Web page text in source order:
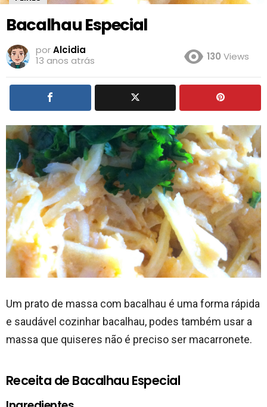
Bacalhau Especial
porAlcidia
13 anos atrás
130 Views
Um prato de massa com bacalhau é uma forma rápida
e saudável cozinhar bacalhau, podes também usar a
massa que quiseres não é preciso ser macarronete.
Receita de Bacalhau Especial